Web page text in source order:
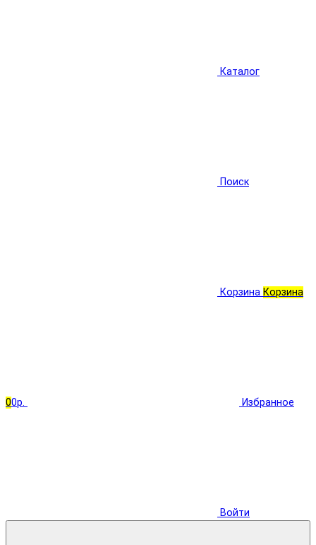
Каталог
Поиск
Корзина Корзина
00р. Избранное
Войти